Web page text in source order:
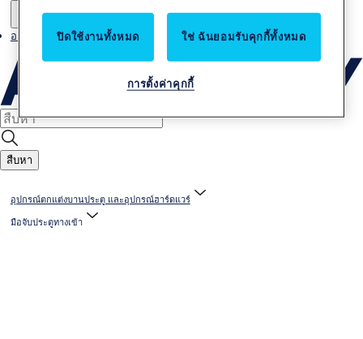
อาชีพ
สืบหา
อุปกรณ์ตกแต่งบานประตู และอุปกรณ์ฮาร์ดแวร์
มือจับประตูทางเข้า
ปิดใช้งานทั้งหมด ใช่ ฉันยอมรับคุกกี้ทั้งหมด
การตั้งค่าคุกกี้